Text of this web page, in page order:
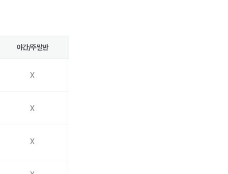
야간/주말반
X
X
X